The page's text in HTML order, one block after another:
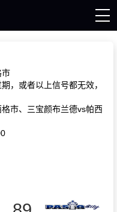
市
，或者以上信号都无效，
市、三宝颜布兰德vs帕西